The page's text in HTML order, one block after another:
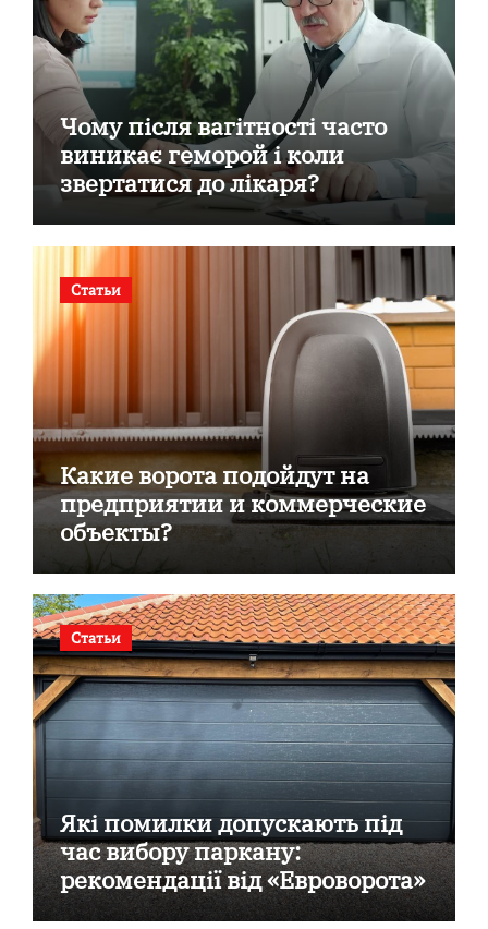
Чому після вагітності часто
виникає геморой і коли
звертатися до лікаря?
Статьи
Какие ворота подойдут на
предприятии и коммерческие
объекты?
Статьи
Які помилки допускають під
час вибору паркану:
рекомендації від «Евроворота»